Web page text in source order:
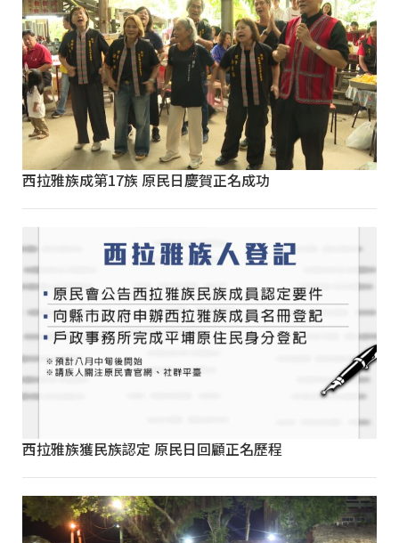
西拉雅族成第17族 原民日慶賀正名成功
西拉雅族獲民族認定 原民日回顧正名歷程